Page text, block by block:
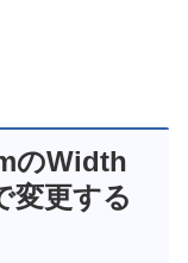
のWidth
変更する